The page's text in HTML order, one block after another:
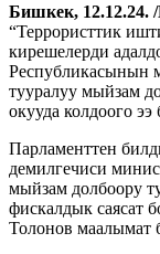
Бишкек, 12.12.24.
“Террористтик
кирешелерди
Республикасынын
тууралуу мыйзам
окууда колдоого ээ
Парламенттен
демилгечиси
мыйзам долбоору
фискалдык саясат
Толонов маалымат